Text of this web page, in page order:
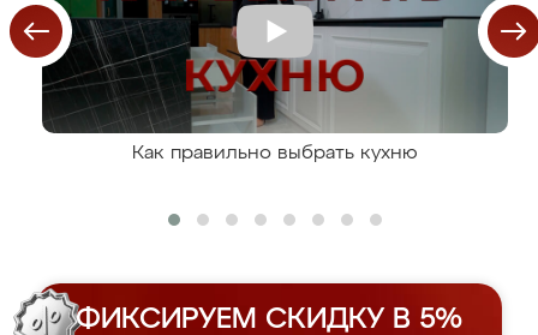
Как правильно выбрать кухню
ФИКСИРУЕМ СКИДКУ В 5%